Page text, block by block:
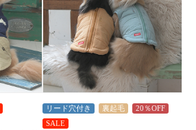
リード穴付き 裏起毛
20％OFF
SALE